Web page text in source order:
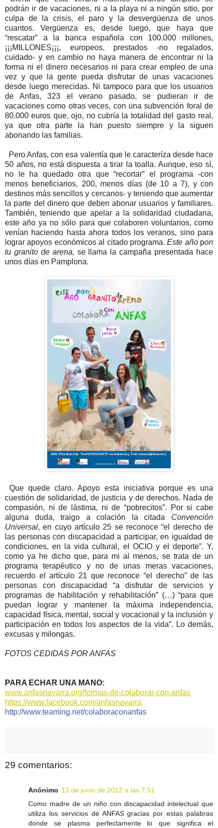
podrán ir de vacaciones, ni a la playa ni a ningún sitio, por
culpa de la crisis, el paro y la desvergüenza de unos
cuantos. Vergüenza es, desde luego, que haya que
“rescatar” a la banca española con 100.000 millones,
¡¡¡MILLONES¡¡¡, europeos, prestados -no regalados,
cuidado- y en cambio no haya manera de encontrar ni la
forma ni el dinero necesarios ni para crear empleo de una
vez y que la gente pueda disfrutar de unas vacaciones
desde luego merecidas. Ni tampoco para que los usuarios
de Anfas, 323 el verano pasado, se pudieran ir de
vacaciones como otras veces, con una subvención foral de
80.000 euros que, ojo, no cubría la totalidad del gasto real,
ya que otra parte la han puesto siempre y la siguen
abonando las familias.
Pero Anfas, con esa valentía que le caracteríza desde hace
50 años, no está dispuesta a tirar la toalla. Aunque, eso sí,
no le ha quedado otra que “recortar” el programa -con
menos beneficiarios, 200, menos días (de 10 a 7), y con
destinos más sencillos y cercanos- y teniendo que aumentar
la parte del dinero que deben abonar usuarios y familiares.
También, teniendo que apelar a la solidaridad ciudadana,
este año ya no sólo para que colaboren voluntarios, como
venían haciendo hasta ahora todos los veranos, sino para
lograr apoyos económicos al citado programa.Este año pon
tu granito de arena, se llama la campaña presentada hace
unos días en Pamplona.
Que quede claro. Apoyo esta iniciativa porque es una
cuestión de solidaridad, de justicia y de derechos. Nada de
compasión, ni de lástima, ni de “pobrecitos”. Por si cabe
alguna duda, traigo a colación la citada Convención
Universal, en cuyo artículo 25 se reconoce “el derecho de
las personas con discapacidad a participar, en igualdad de
condiciones, en la vida cultural, el OCIO y el deporte”. Y,
como ya he dicho que, para mi al menos, se trata de un
programa terapéutico y no de unas meras vacaciones,
recuerdo el artículo 21 que reconoce “el derecho” de las
personas con discapacidad “a disfrutar de servicios y
programas de habilitación y rehabilitación” (…) “para que
puedan lograr y mantener la máxima independencia,
capacidad física, mental, social y vocacional y la inclusión y
participación en todos los aspectos de la vida”. Lo demás,
excusas y milongas.
FOTOS CEDIDAS POR ANFAS
PARA ECHAR UNA MANO:
www.anfasnavarra.org/formas-de-colaborar-con-anfas
https://www.facebook.com/anfasnavarra
http://www.teaming.net/colaboraconanfas
29 comentarios:
Anónimo 13 de junio de 2012 a las 7:51
Como madre de un niño con discapacidad intelectual que
utiliza los servicios de ANFAS gracias por estas palabras
donde se plasma perfectamente lo que significa el